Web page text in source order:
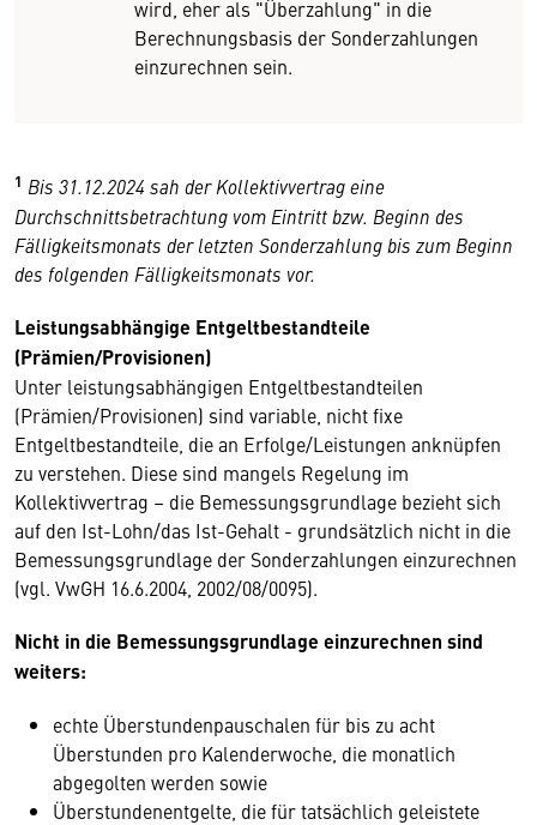
wird, eher als "Überzahlung" in die
Berechnungsbasis der Sonderzahlungen
einzurechnen sein.
1 Bis 31.12.2024 sah der Kollektivvertrag eine
Durchschnittsbetrachtung vom Eintritt bzw. Beginn des
Fälligkeitsmonats der letzten Sonderzahlung bis zum Beginn
des folgenden Fälligkeitsmonats vor.
Leistungsabhängige Entgeltbestandteile
(Prämien/Provisionen)
Unter leistungsabhängigen Entgeltbestandteilen
(Prämien/Provisionen) sind variable, nicht fixe
Entgeltbestandteile, die an Erfolge/Leistungen anknüpfen
zu verstehen. Diese sind mangels Regelung im
Kollektivvertrag – die Bemessungsgrundlage bezieht sich
auf den Ist-Lohn/das Ist-Gehalt - grundsätzlich nicht in die
Bemessungsgrundlage der Sonderzahlungen einzurechnen
(vgl. VwGH 16.6.2004, 2002/08/0095).
Nicht in die Bemessungsgrundlage einzurechnen sind
weiters:
echte Überstundenpauschalen für bis zu acht
Überstunden pro Kalenderwoche, die monatlich
abgegolten werden sowie
Überstundenentgelte, die für tatsächlich geleistete